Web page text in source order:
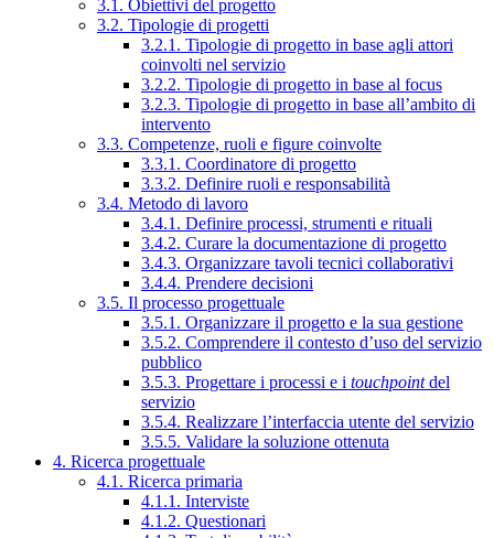
3.1. Obiettivi del progetto
3.2. Tipologie di progetti
3.2.1. Tipologie di progetto in base agli attori
coinvolti nel servizio
3.2.2. Tipologie di progetto in base al focus
3.2.3. Tipologie di progetto in base all’ambito di
intervento
3.3. Competenze, ruoli e figure coinvolte
3.3.1. Coordinatore di progetto
3.3.2. Definire ruoli e responsabilità
3.4. Metodo di lavoro
3.4.1. Definire processi, strumenti e rituali
3.4.2. Curare la documentazione di progetto
3.4.3. Organizzare tavoli tecnici collaborativi
3.4.4. Prendere decisioni
3.5. Il processo progettuale
3.5.1. Organizzare il progetto e la sua gestione
3.5.2. Comprendere il contesto d’uso del servizio
pubblico
3.5.3. Progettare i processi e i touchpointdel
servizio
3.5.4. Realizzare l’interfaccia utente del servizio
3.5.5. Validare la soluzione ottenuta
4. Ricerca progettuale
4.1. Ricerca primaria
4.1.1. Interviste
4.1.2. Questionari